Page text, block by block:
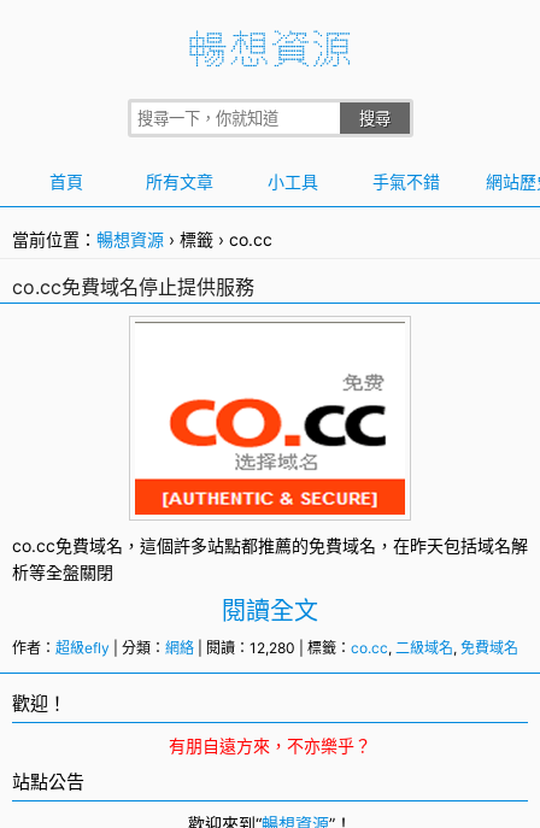
首頁 所有文章 小工具 手氣不錯 網站歷
當前位置： 暢想資源 › 標籤 › co.cc
co.cc免費域名停止提供服務
co.cc免費域名 ，這個許多站點都推薦的免費域名，在昨天包括域名解
析等全盤關閉
閱讀全文
作者： 超級efly | 分類： 網絡 | 閱讀：12,280 | 標籤： co.cc, 二級域名, 免費域名
歡迎！
有朋自遠方來，不亦樂乎？
站點公告
歡迎來到“暢想資源”！